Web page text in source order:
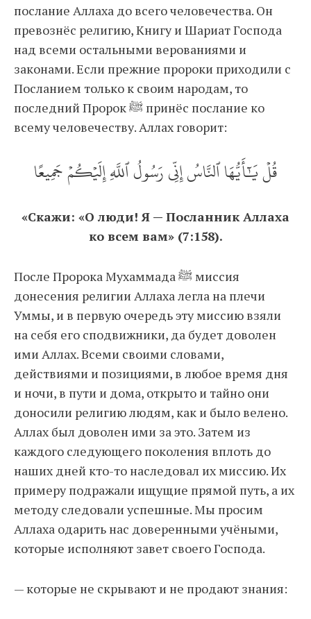
послание Аллаха до всего человечества. Он
превознёс религию, Книгу и Шариат Господа
над всеми остальными верованиями и
законами. Если прежние пророки приходили с
Посланием только к своим народам, то
последний Пророк ﷺ принёс послание ко
всему человечеству. Аллах говорит:
قُلۡ يَٰٓأَيُّهَا ٱلنَّاسُ إِنِّي رَسُولُ ٱللَّهِ إِلَيۡكُمۡ جَمِيعًا
«Скажи: «О люди! Я — Посланник Аллаха
ко всем вам» (7:158).
После Пророка Мухаммада ﷺ миссия
донесения религии Аллаха легла на плечи
Уммы, и в первую очередь эту миссию взяли
на себя его сподвижники, да будет доволен
ими Аллах. Всеми своими словами,
действиями и позициями, в любое время дня
и ночи, в пути и дома, открыто и тайно они
доносили религию людям, как и было велено.
Аллах был доволен ими за это. Затем из
каждого следующего поколения вплоть до
наших дней кто-то наследовал их миссию. Их
примеру подражали ищущие прямой путь, а их
методу следовали успешные. Мы просим
Аллаха одарить нас доверенными учёными,
которые исполняют завет своего Господа.
— которые не скрывают и не продают знания: